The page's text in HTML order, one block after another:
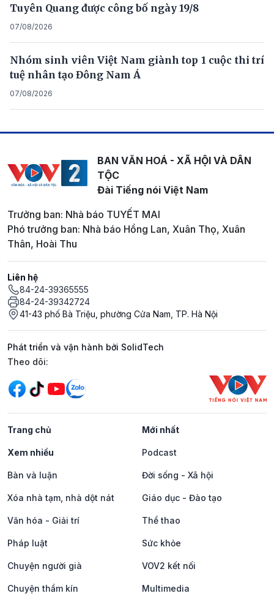
Tuyên Quang được công bố ngày 19/8
07/08/2026
Nhóm sinh viên Việt Nam giành top 1 cuộc thi trí
tuệ nhân tạo Đông Nam Á
07/08/2026
BAN VĂN HOÁ - XÃ HỘI VÀ DÂN
TỘC
Đài Tiếng nói Việt Nam
Trưởng ban: Nhà báo TUYẾT MAI
Phó trưởng ban: Nhà báo Hồng Lan, Xuân Thọ, Xuân
Thân, Hoài Thu
Liên hệ
84-24-39365555
84-24-39342724
41-43 phố Bà Triệu, phường Cửa Nam, TP. Hà Nội
Phát triển và vận hành bởi SolidTech
Mạng xã hội
Theo dõi:
Trang chủ Mới nhất
Xem nhiều Podcast
Bàn và luận Đời sống - Xã hội
Xóa nhà tạm, nhà dột nát Giáo dục - Đào tạo
Văn hóa - Giải trí Thể thao
Pháp luật Sức khỏe
Chuyện người già VOV2 kết nối
Chuyện thầm kín Multimedia